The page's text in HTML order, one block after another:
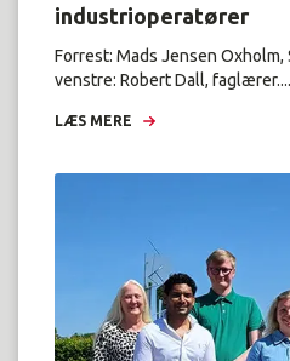
industrioperatører
Forrest: Mads Jensen Oxholm,
venstre: Robert Dall, faglærer....
LÆS MERE